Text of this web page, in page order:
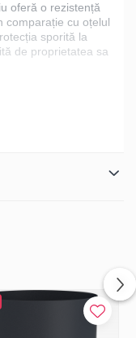
oferă o rezistență
comparație cu oțelul
sporită la
de proprietatea sa
contribuie la
din oțel.
și duratei de viață
ciclu de viață.